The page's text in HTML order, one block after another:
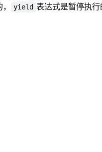
yield 表达式是暂停执